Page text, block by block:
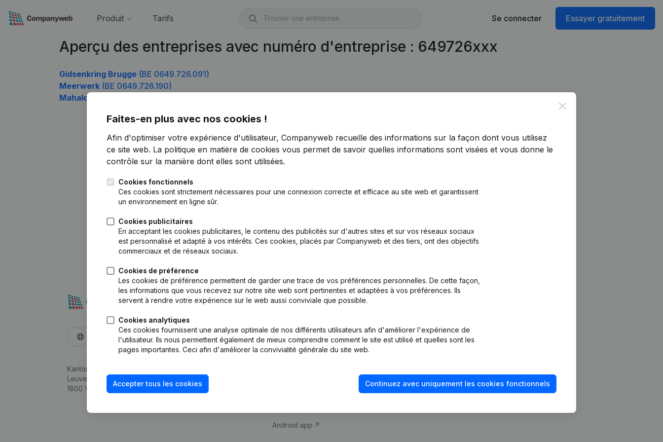
Produit Tarifs Se connecter Essayer gratuitement
Aperçu des entreprises avec numéro d'entreprise : 649726xxx
Gidsenkring Brugge (BE 0649.726.091)
Meerwerk (BE 0649.726.190)
Mahalo Concepts
Close
Faites-en plus avec nos cookies !
Afin d'optimiser votre expérience d'utilisateur, Companyweb recueille des informations sur la façon dont vous utilisez
ce site web. La politique en matière de cookies vous permet de savoir quelles informations sont visées et vous donne le
contrôle sur la manière dont elles sont utilisées.
Cookies fonctionnels
Ces cookies sont strictement nécessaires pour une connexion correcte et efficace au site web et garantissent
un environnement en ligne sûr.
Cookies publicitaires
En acceptant les cookies publicitaires, le contenu des publicités sur d'autres sites et sur vos réseaux sociaux
est personnalisé et adapté à vos intérêts. Ces cookies, placés par Companyweb et des tiers, ont des objectifs
commerciaux et de réseaux sociaux.
Cookies de préférence
Les cookies de préférence permettent de garder une trace de vos préférences personnelles. De cette façon,
les informations que vous recevez sur notre site web sont pertinentes et adaptées à vos préférences. Ils
servent à rendre votre expérience sur le web aussi conviviale que possible.
Cookies analytiques
Ces cookies fournissent une analyse optimale de nos différents utilisateurs afin d'améliorer l'expérience de
l'utilisateur. Ils nous permettent également de mieux comprendre comment le site est utilisé et quelles sont les
pages importantes. Ceci afin d'améliorer la convivialité générale du site web.
Accepter tous les cookies Continuez avec uniquement les cookies fonctionnels
Français
Kantorenpark Everest
Leuvensesteenweg 248D,
1800 Vilvoorde
Produit
d’entreprise
Monitoring
Android app
fraude
Consulter des comptes annuels
Vérification de la solvabilité